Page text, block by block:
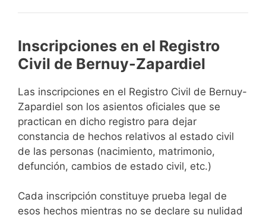
Inscripciones en el Registro
Civil de Bernuy-Zapardiel
Las inscripciones en el Registro Civil de Bernuy-
Zapardiel son los asientos oficiales que se
practican en dicho registro para dejar
constancia de hechos relativos al estado civil
de las personas (nacimiento, matrimonio,
defunción, cambios de estado civil, etc.)
Cada inscripción constituye prueba legal de
esos hechos mientras no se declare su nulidad